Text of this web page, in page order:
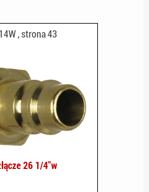
, strona 43
26 1/4"w